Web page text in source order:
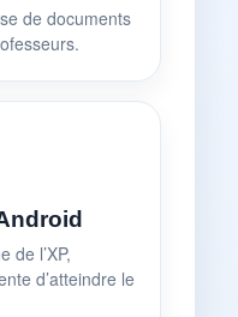
de documents
de l’XP,
d’atteindre le